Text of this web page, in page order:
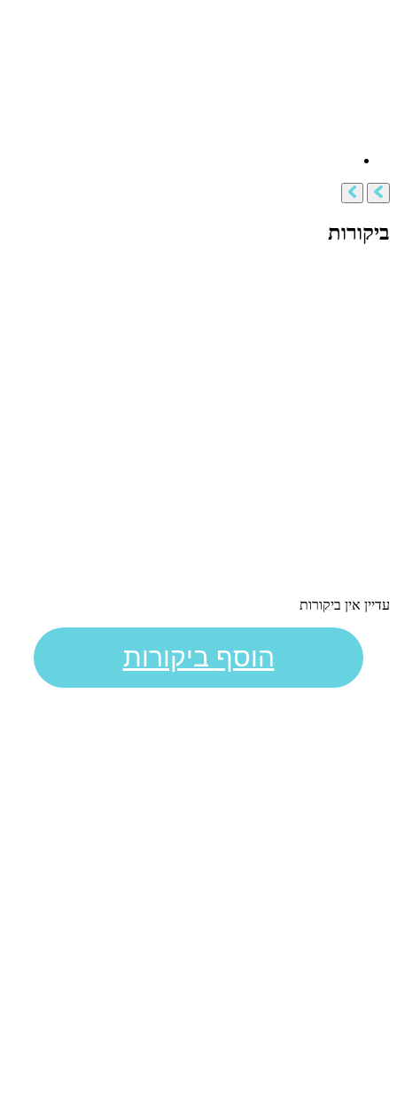
ביקורות
עדיין אין ביקורות
הוסף ביקורות